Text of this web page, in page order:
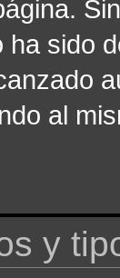
ha sido
al
y